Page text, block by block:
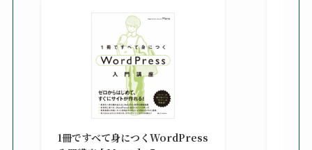
1冊ですべて身につくWordPress